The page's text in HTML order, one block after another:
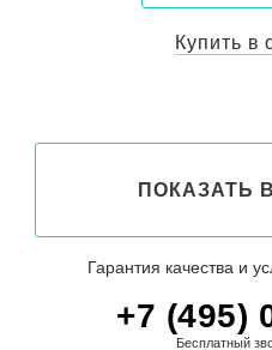
Купить в
ПОКАЗАТЬ
Гарантия качества и
+7 (495)
Бесплатный